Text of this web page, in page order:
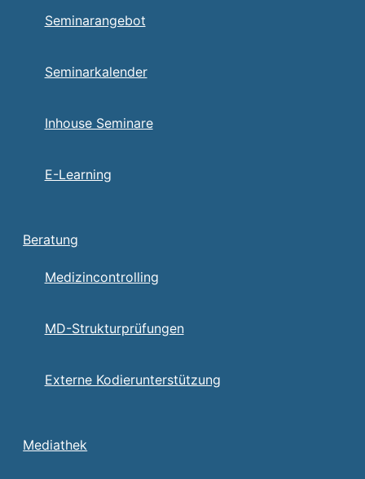
Seminarangebot
Seminarkalender
Inhouse Seminare
E-Learning
Beratung
Medizincontrolling
MD-Strukturprüfungen
Externe Kodierunterstützung
Mediathek